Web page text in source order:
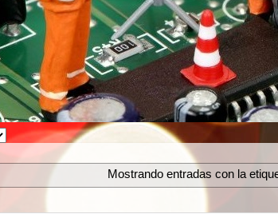
Mostrando entradas con la